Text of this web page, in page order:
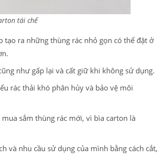
tái chế
tạo ra những thùng rác nhỏ gọn có thể đặt ở
như gấp lại và cất giữ khi không sử dụng.
rác thải khó phân hủy và bảo vệ môi
sắm thùng rác mới, vì bìa carton là
và nhu cầu sử dụng của mình bằng cách cắt,